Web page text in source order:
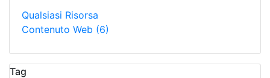
Qualsiasi Risorsa
Contenuto Web (6)
Tag